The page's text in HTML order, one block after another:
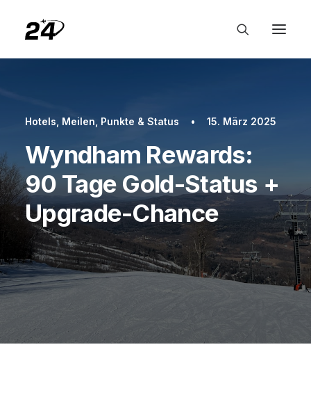
Hotels Meilen, Punkte & Status • 15. März 2025
Wyndham Rewards:
90 Tage Gold-Status +
Upgrade-Chance